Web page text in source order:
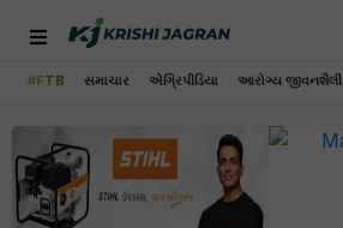
#FTB સમાચાર એગ્રિપીડિયા આરોગ્ય જીવનશૈલી